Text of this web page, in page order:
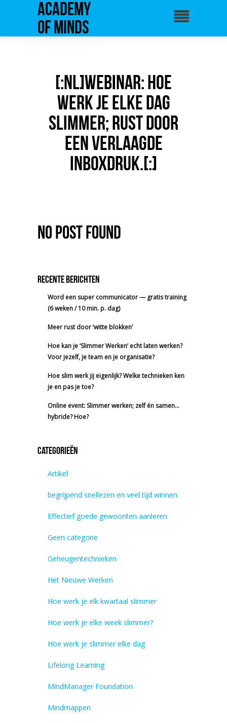
Academy
of Minds
[:nl]Webinar: Hoe
werk je elke dag
slimmer; rust door
een verlaagde
inboxdruk.[:]
No Post Found
Recente berichten
Word een super communicator — gratis training
(6 weken / 10 min. p. dag)
Meer rust door ‘witte blokken’
Hoe kan je ‘Slimmer Werken’ echt laten werken?
Voor jezelf, je team en je organisatie?
Hoe slim werk jij eigenlijk? Welke technieken ken
je en pas je toe?
Online event: Slimmer werken; zelf én samen…
hybride? Hoe?
Categorieën
Artikel
begrijpend snellezen en veel tijd winnen
Effectief goede gewoonten aanleren
Geen categorie
Geheugentechnieken
Het Nieuwe Werken
Hoe werk je elk kwartaal slimmer
Hoe werk je elke week slimmer?
Hoe werk je slimmer elke dag
Lifelong Learning
MindManager Foundation
Mindmappen